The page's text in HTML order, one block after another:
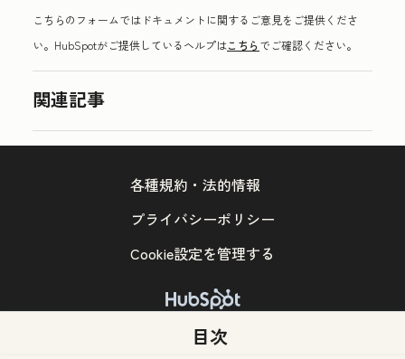
こちらのフォームではドキュメントに関するご意見をご提供くださ
い。HubSpotがご提供しているヘルプはこちらでご確認ください。
関連記事
目次
Copyright © 2026 HubSpot, Inc.
各種規約・法的情報
プライバシーポリシー
Cookie設定を管理する